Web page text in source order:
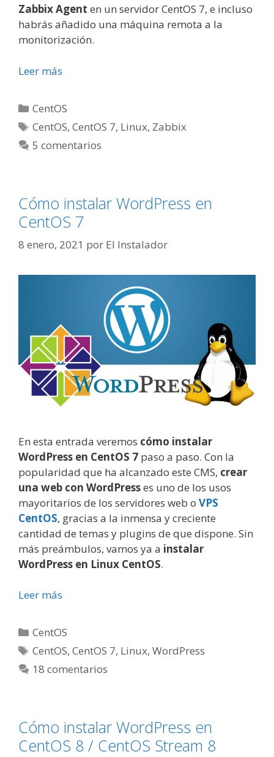
Zabbix Agent en un servidor CentOS 7, e incluso
habrás añadido una máquina remota a la
monitorización.
Leer más
Categorías
CentOS
Etiquetas
CentOS,CentOS 7, Linux, Zabbix
5 comentarios
Cómo instalar WordPress en
CentOS 7
8 enero, 2021 por El Instalador
En esta entrada veremos cómo instalar
WordPress en CentOS 7 paso a paso. Con la
popularidad que ha alcanzado este CMS, crear
una web con WordPresses uno de los usos
mayoritarios de los servidores web o VPS
CentOS, gracias a la inmensa y creciente
cantidad de temas y plugins de que dispone. Sin
más preámbulos, vamos ya a instalar
WordPress en Linux CentOS.
Leer más
Categorías
CentOS
Etiquetas
CentOS,CentOS 7, Linux,WordPress
18 comentarios
Cómo instalar WordPress en
CentOS 8 / CentOS Stream 8